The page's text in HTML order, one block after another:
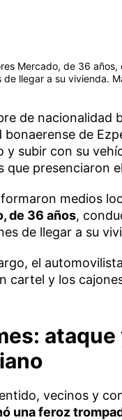
Mercado, de 36
de llegar a su vivienda.
de nacionalidad
bonaerense de
y subir con su
que presenciaron
medios
de 36 años,
de llegar a su
el
cartel y los
vecinos y
una feroz